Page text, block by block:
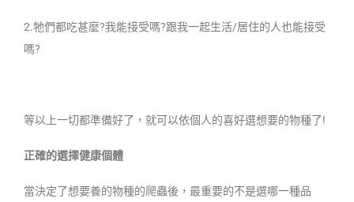
2.牠們都吃甚麼?我能接受嗎?跟我一起生活/居住的人也能接受
嗎?
等以上一切都準備好了，就可以依個人的喜好選想要的物種了!
正確的選擇健康個體
當決定了想要養的物種的爬蟲後，最重要的不是選哪一種品